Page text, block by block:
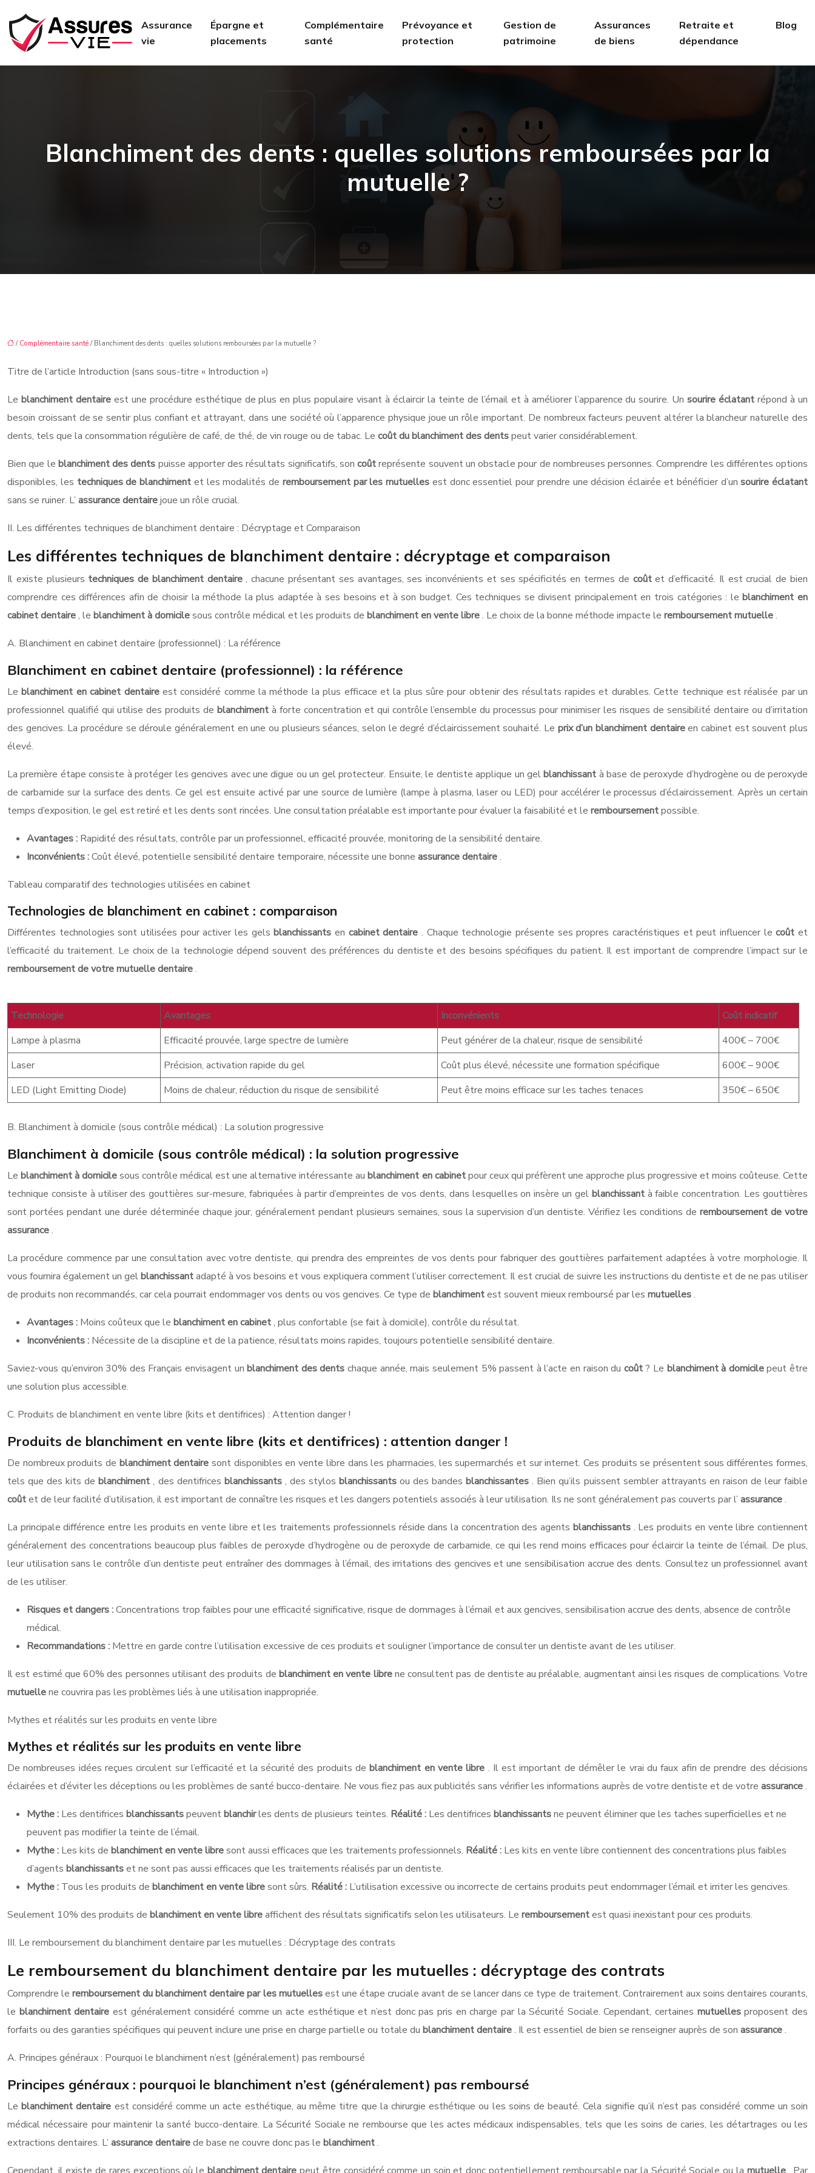
Assurance
vie
Épargne et
placements
Complémentaire
santé
Prévoyance et
protection
Gestion de
patrimoine
Assurances
de biens
Retraite et
dépendance
Blog
Blanchiment des dents : quelles solutions remboursées par la
mutuelle ?
/ Complémentaire santé / Blanchiment des dents : quelles solutions remboursées par la mutuelle ?
Titre de l’article Introduction (sans sous-titre « Introduction »)
Le blanchiment dentaire est une procédure esthétique de plus en plus populaire visant à éclaircir la teinte de l’émail et à améliorer l’apparence du sourire. Unsourire éclatantrépond à un
besoin croissant de se sentir plus confiant et attrayant, dans une société où l’apparence physique joue un rôle important. De nombreux facteurs peuvent altérer la blancheur naturelle des
dents, tels que la consommation régulière de café, de thé, de vin rouge ou de tabac. Le coût du blanchiment des dentspeut varier considérablement.
Bien que le blanchiment des dents puisse apporter des résultats significatifs, son coûtreprésente souvent un obstacle pour de nombreuses personnes. Comprendre les différentes options
disponibles, les techniques de blanchiment et les modalités de remboursement par les mutuelles est donc essentiel pour prendre une décision éclairée et bénéficier d’unsourire éclatant
sans se ruiner. L’ assurance dentairejoue un rôle crucial.
II. Les différentes techniques de blanchiment dentaire : Décryptage et Comparaison
Les différentes techniques de blanchiment dentaire : décryptage et comparaison
Il existe plusieurs techniques de blanchiment dentaire, chacune présentant ses avantages, ses inconvénients et ses spécificités en termes de coûtet d’efficacité. Il est crucial de bien
comprendre ces différences afin de choisir la méthode la plus adaptée à ses besoins et à son budget. Ces techniques se divisent principalement en trois catégories : leblanchiment en
cabinet dentaire, le blanchiment à domicilesous contrôle médical et les produits de blanchiment en vente libre. Le choix de la bonne méthode impacte le remboursement mutuelle.
A. Blanchiment en cabinet dentaire (professionnel) : La référence
Blanchiment en cabinet dentaire (professionnel) : la référence
Leblanchiment en cabinet dentaire est considéré comme la méthode la plus efficace et la plus sûre pour obtenir des résultats rapides et durables. Cette technique est réalisée par un
professionnel qualifié qui utilise des produits de blanchiment à forte concentration et qui contrôle l’ensemble du processus pour minimiser les risques de sensibilité dentaire ou d’irritation
des gencives. La procédure se déroule généralement en une ou plusieurs séances, selon le degré d’éclaircissement souhaité. Le prix d’un blanchiment dentaireen cabinet est souvent plus
élevé.
La première étape consiste à protéger les gencives avec une digue ou un gel protecteur. Ensuite, le dentiste applique un gelblanchissant à base de peroxyde d’hydrogène ou de peroxyde
de carbamide sur la surface des dents. Ce gel est ensuite activé par une source de lumière (lampe à plasma, laser ou LED) pour accélérer le processus d’éclaircissement. Après un certain
temps d’exposition, le gel est retiré et les dents sont rincées. Une consultation préalable est importante pour évaluer la faisabilité et le remboursementpossible.
Avantages : Rapidité des résultats, contrôle par un professionnel, efficacité prouvée, monitoring de la sensibilité dentaire.
Inconvénients :Coût élevé, potentielle sensibilité dentaire temporaire, nécessite une bonne assurance dentaire.
Tableau comparatif des technologies utilisées en cabinet
Technologies de blanchiment en cabinet : comparaison
Différentes technologies sont utilisées pour activer les gelsblanchissantsen cabinet dentaire. Chaque technologie présente ses propres caractéristiques et peut influencer lecoûtet
l’efficacité du traitement. Le choix de la technologie dépend souvent des préférences du dentiste et des besoins spécifiques du patient. Il est important de comprendre l’impact sur le
remboursement de votre mutuelle dentaire.
Technologie Avantages Inconvénients
Coût indicatif
Lampe à plasma
Efficacité prouvée, large spectre de lumière Peut générer de la chaleur, risque de sensibilité
400€ – 700€
Laser
Précision, activation rapide du gel Coût plus élevé, nécessite une formation spécifique
600€ – 900€
LED (Light Emitting Diode)
Moins de chaleur, réduction du risque de sensibilité Peut être moins efficace sur les taches tenaces 350€ – 650€
B. Blanchiment à domicile (sous contrôle médical) : La solution progressive
Blanchiment à domicile (sous contrôle médical) : la solution progressive
Leblanchiment à domicilesous contrôle médical est une alternative intéressante aublanchiment en cabinetpour ceux qui préfèrent une approche plus progressive et moins coûteuse. Cette
technique consiste à utiliser des gouttières sur-mesure, fabriquées à partir d’empreintes de vos dents, dans lesquelles on insère un gel blanchissant à faible concentration. Les gouttières
sont portées pendant une durée déterminée chaque jour, généralement pendant plusieurs semaines, sous la supervision d’un dentiste. Vérifiez les conditions de remboursement de votre
assurance.
La procédure commence par une consultation avec votre dentiste, qui prendra des empreintes de vos dents pour fabriquer des gouttières parfaitement adaptées à votre morphologie. Il
vous fournira également un gelblanchissantadapté à vos besoins et vous expliquera comment l’utiliser correctement. Il est crucial de suivre les instructions du dentiste et de ne pas utiliser
de produits non recommandés, car cela pourrait endommager vos dents ou vos gencives. Ce type de blanchimentest souvent mieux remboursé par les mutuelles.
Avantages : Moins coûteux que le blanchiment en cabinet, plus confortable (se fait à domicile), contrôle du résultat.
Inconvénients : Nécessite de la discipline et de la patience, résultats moins rapides, toujours potentielle sensibilité dentaire.
Saviez-vous qu’environ 30% des Français envisagent unblanchiment des dentschaque année, mais seulement 5% passent à l’acte en raison du coût? Le blanchiment à domicilepeut être
une solution plus accessible.
C. Produits de blanchiment en vente libre (kits et dentifrices) : Attention danger !
Produits de blanchiment en vente libre (kits et dentifrices) : attention danger !
De nombreux produits de blanchiment dentairesont disponibles en vente libre dans les pharmacies, les supermarchés et sur internet. Ces produits se présentent sous différentes formes,
tels que des kits deblanchiment, des dentifrices blanchissants , des stylos blanchissantsou des bandesblanchissantes. Bien qu’ils puissent sembler attrayants en raison de leur faible
coûtet de leur facilité d’utilisation, il est important de connaître les risques et les dangers potentiels associés à leur utilisation. Ils ne sont généralement pas couverts par l’ assurance.
La principale différence entre les produits en vente libre et les traitements professionnels réside dans la concentration des agents blanchissants . Les produits en vente libre contiennent
généralement des concentrations beaucoup plus faibles de peroxyde d’hydrogène ou de peroxyde de carbamide, ce qui les rend moins efficaces pour éclaircir la teinte de l’émail. De plus,
leur utilisation sans le contrôle d’un dentiste peut entraîner des dommages à l’émail, des irritations des gencives et une sensibilisation accrue des dents. Consultez un professionnel avant
de les utiliser.
Risques et dangers :Concentrations trop faibles pour une efficacité significative, risque de dommages à l’émail et aux gencives, sensibilisation accrue des dents, absence de contrôle
médical.
Recommandations : Mettre en garde contre l’utilisation excessive de ces produits et souligner l’importance de consulter un dentiste avant de les utiliser.
Il est estimé que 60% des personnes utilisant des produits de blanchiment en vente librene consultent pas de dentiste au préalable, augmentant ainsi les risques de complications. Votre
mutuellene couvrira pas les problèmes liés à une utilisation inappropriée.
Mythes et réalités sur les produits en vente libre
Mythes et réalités sur les produits en vente libre
De nombreuses idées reçues circulent sur l’efficacité et la sécurité des produits deblanchiment en vente libre . Il est important de démêler le vrai du faux afin de prendre des décisions
éclairées et d’éviter les déceptions ou les problèmes de santé bucco-dentaire. Ne vous fiez pas aux publicités sans vérifier les informations auprès de votre dentiste et de votre assurance.
Mythe : Les dentifrices blanchissantspeuventblanchirles dents de plusieurs teintes. Réalité : Les dentifrices blanchissantsne peuvent éliminer que les taches superficielles et ne
peuvent pas modifier la teinte de l’émail.
Mythe : Les kits de blanchiment en vente libresont aussi efficaces que les traitements professionnels. Réalité : Les kits en vente libre contiennent des concentrations plus faibles
d’agents blanchissantset ne sont pas aussi efficaces que les traitements réalisés par un dentiste.
Mythe : Tous les produits de blanchiment en vente libresont sûrs. Réalité : L’utilisation excessive ou incorrecte de certains produits peut endommager l’émail et irriter les gencives.
Seulement 10% des produits de blanchiment en vente libreaffichent des résultats significatifs selon les utilisateurs. Le remboursementest quasi inexistant pour ces produits.
III. Le remboursement du blanchiment dentaire par les mutuelles : Décryptage des contrats
Le remboursement du blanchiment dentaire par les mutuelles : décryptage des contrats
Comprendre leremboursement du blanchiment dentaire par les mutuellesest une étape cruciale avant de se lancer dans ce type de traitement. Contrairement aux soins dentaires courants,
le blanchiment dentaire est généralement considéré comme un acte esthétique et n’est donc pas pris en charge par la Sécurité Sociale. Cependant, certaines mutuellesproposent des
forfaits ou des garanties spécifiques qui peuvent inclure une prise en charge partielle ou totale du blanchiment dentaire. Il est essentiel de bien se renseigner auprès de son assurance.
A. Principes généraux : Pourquoi le blanchiment n’est (généralement) pas remboursé
Principes généraux : pourquoi le blanchiment n’est (généralement) pas remboursé
Leblanchiment dentaire est considéré comme un acte esthétique, au même titre que la chirurgie esthétique ou les soins de beauté. Cela signifie qu’il n’est pas considéré comme un soin
médical nécessaire pour maintenir la santé bucco-dentaire. La Sécurité Sociale ne rembourse que les actes médicaux indispensables, tels que les soins de caries, les détartrages ou les
extractions dentaires. L’ assurance dentairede base ne couvre donc pas le blanchiment.